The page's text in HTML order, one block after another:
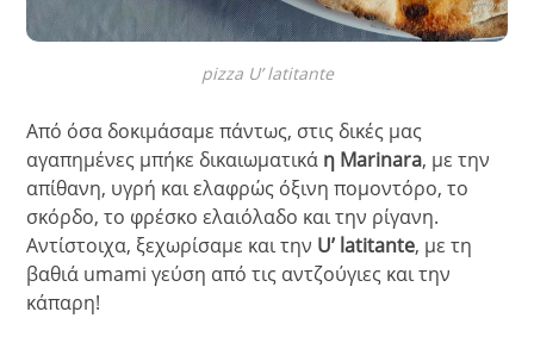
pizza U’ latitante
Από όσα δοκιμάσαμε πάντως, στις δικές μας
αγαπημένες μπήκε δικαιωματικά η Marinara, με την
απίθανη, υγρή και ελαφρώς όξινη πομοντόρο, το
σκόρδο, το φρέσκο ελαιόλαδο και την ρίγανη.
Αντίστοιχα, ξεχωρίσαμε και την U’ latitante, με τη
βαθιά umami γεύση από τις αντζούγιες και την
κάπαρη!